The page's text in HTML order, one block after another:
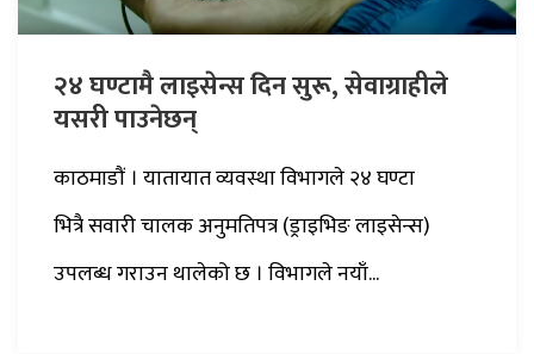
२४ घण्टामै लाइसेन्स दिन सुरू, सेवाग्राहीले
यसरी पाउनेछन्
काठमाडौं । यातायात व्यवस्था विभागले २४ घण्टा
भित्रै सवारी चालक अनुमतिपत्र (ड्राइभिङ लाइसेन्स)
उपलब्ध गराउन थालेको छ । विभागले नयाँ...